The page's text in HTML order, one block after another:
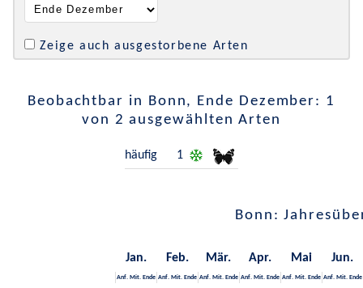
Zeige auch ausgestorbene Arten
Beobachtbar in Bonn, Ende Dezember: 1
von 2 ausgewählten Arten
häufig 1
Bonn:
Jan. Feb. Mär. Apr. Mai Jun.
Anf. Mit. Ende Anf. Mit. Ende Anf. Mit. Ende Anf. Mit. Ende Anf. Mit. Ende Anf. Mit. Ende